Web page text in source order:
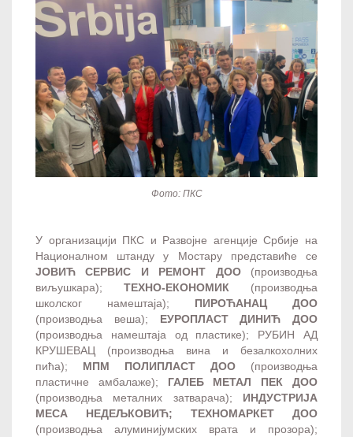
Фото: ПКС
У организацији ПКС и Развојне агенције Србије на
Националном штанду у Мостару представиће се
ЈОВИЋ СЕРВИС И РЕМОНТ ДОО(производња
виљушкара); ТЕХНО-ЕКОНОМИК (производња
школског намештаја); ПИРОЋАНАЦ ДОО
(производња веша); ЕУРОПЛАСТ ДИНИЋ ДОО
(производња намештаја од пластике); РУБИН АД
КРУШЕВАЦ (производња вина и безалкохолних
пића); МПМ ПОЛИПЛАСТ ДОО (производња
пластичне амбалаже); ГАЛЕБ МЕТАЛ ПЕК ДОО
(производња металних затварача); ИНДУСТРИЈА
МЕСА НЕДЕЉКОВИЋ; ТЕХНОМАРКЕТ ДОО
(производња алуминијумских врата и прозора);